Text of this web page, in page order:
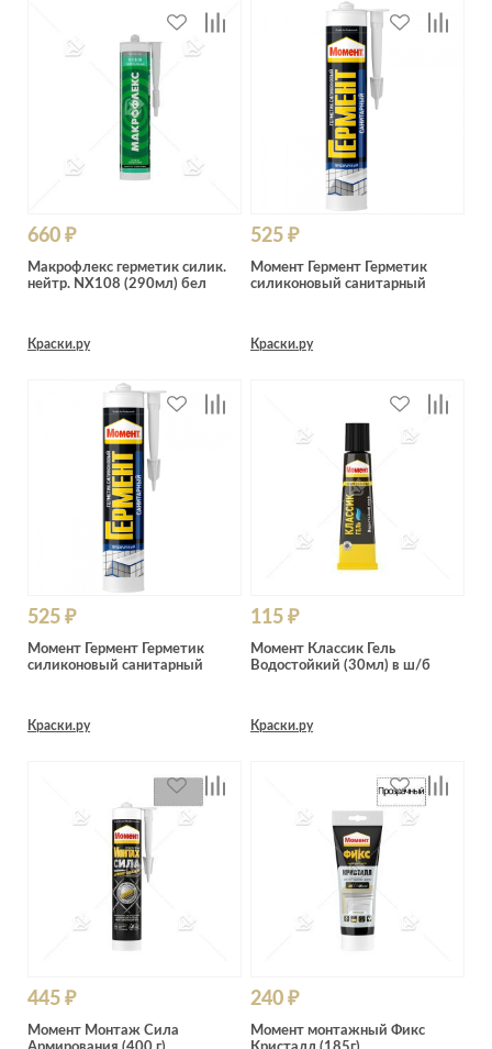
660 ₽
Макрофлекс герметик силик.
нейтр. NX108 (290мл) бел
Краски.ру
525 ₽
Момент Гермент Герметик
силиконовый санитарный
Краски.ру
525 ₽
Момент Гермент Герметик
силиконовый санитарный
Краски.ру
115 ₽
Момент Классик Гель
Водостойкий (30мл) в ш/б
Краски.ру
445 ₽
Момент Монтаж Сила
240 ₽
Момент монтажный Фикс